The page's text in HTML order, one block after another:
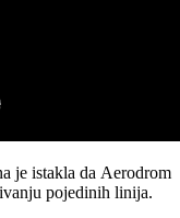
je istakla da Aerodrom
pojedinih linija.